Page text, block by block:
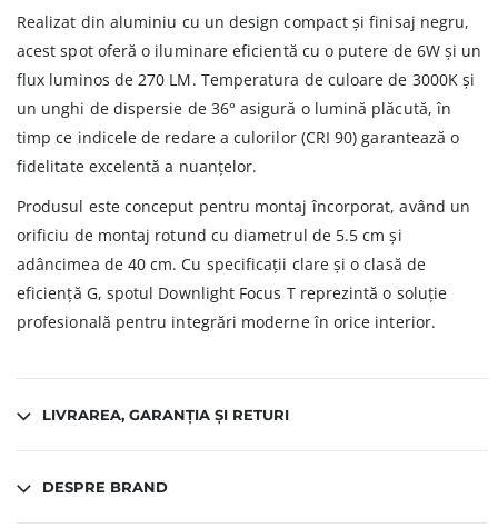
Realizat din aluminiu cu un design compact și finisaj negru,
acest spot oferă o iluminare eficientă cu o putere de 6W și un
flux luminos de 270 LM. Temperatura de culoare de 3000K și
un unghi de dispersie de 36° asigură o lumină plăcută, în
timp ce indicele de redare a culorilor (CRI 90) garantează o
fidelitate excelentă a nuanțelor.
Produsul este conceput pentru montaj încorporat, având un
orificiu de montaj rotund cu diametrul de 5.5 cm și
adâncimea de 40 cm. Cu specificații clare și o clasă de
eficiență G, spotul Downlight Focus T reprezintă o soluție
profesională pentru integrări moderne în orice interior.
LIVRAREA, GARANȚIA ȘI RETURI
DESPRE BRAND